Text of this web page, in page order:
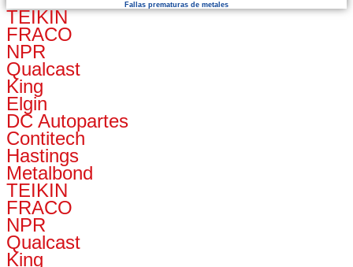
Fallas prematuras de metales
TEIKIN
FRACO
NPR
Qualcast
King
Elgin
DC Autopartes
Contitech
Hastings
Metalbond
TEIKIN
FRACO
NPR
Qualcast
King